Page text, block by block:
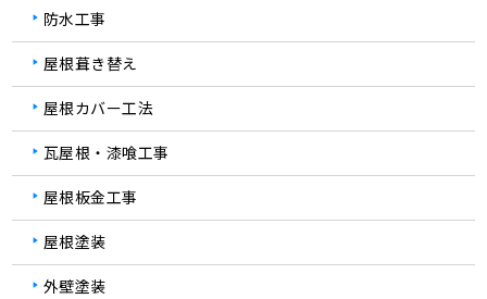
防水工事
屋根葺き替え
屋根カバー工法
瓦屋根・漆喰工事
屋根板金工事
屋根塗装
外壁塗装